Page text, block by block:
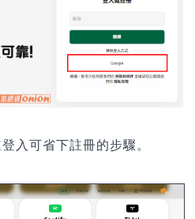
入可省下註冊的步驟。